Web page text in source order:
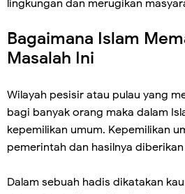
lingkungan dan merugikan
Bagaimana Islam
Masalah Ini
Wilayah pesisir atau pulau yang
bagi banyak orang maka dalam
kepemilikan umum. Kepemilikan
pemerintah dan hasilnya
Dalam sebuah hadis dikatakan